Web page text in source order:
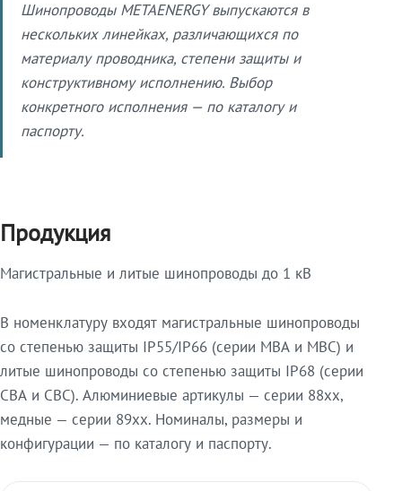
Шинопроводы METAENERGY выпускаются в
нескольких линейках, различающихся по
материалу проводника, степени защиты и
конструктивному исполнению. Выбор
конкретного исполнения — по каталогу и
паспорту.
Продукция
Магистральные и литые шинопроводы до 1 кВ
В номенклатуру входят магистральные шинопроводы
со степенью защиты IP55/IP66 (серии МВА и МВС) и
литые шинопроводы со степенью защиты IP68 (серии
СВА и СВС). Алюминиевые артикулы — серии 88xx,
медные — серии 89xx. Номиналы, размеры и
конфигурации — по каталогу и паспорту.